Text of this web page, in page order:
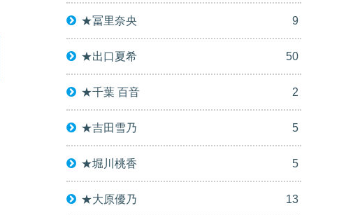
★冨里奈央 9
★出口夏希 50
★千葉 百音 2
★吉田雪乃 5
★堀川桃香 5
★大原優乃 13